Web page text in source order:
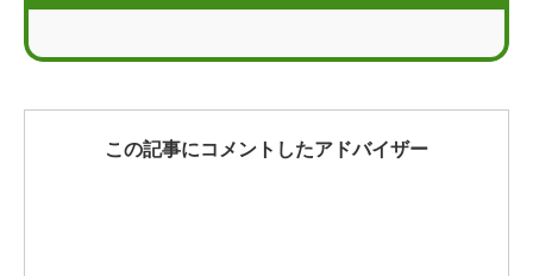
月給22万から手取りを増やす方法
この記事にコメントしたアドバイザー